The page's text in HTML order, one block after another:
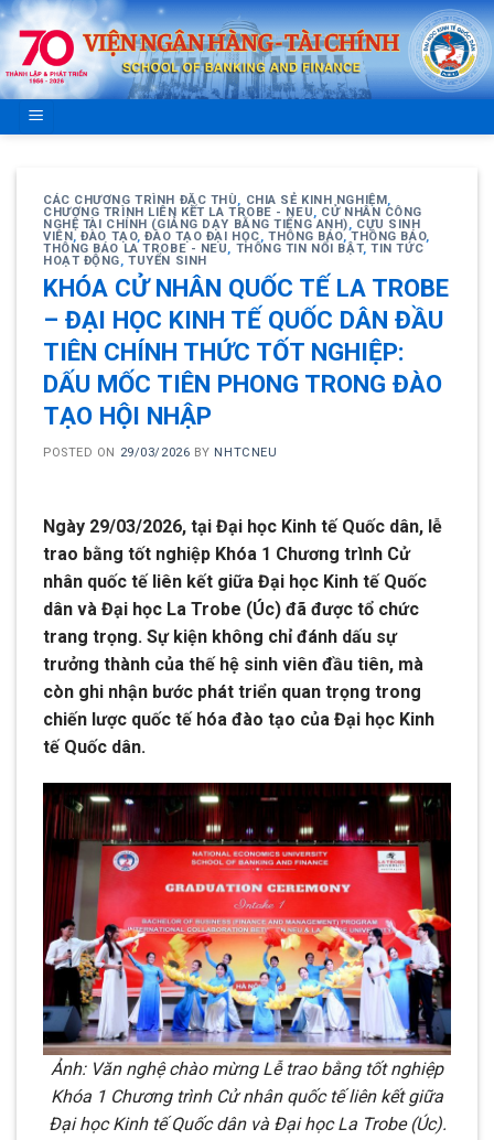
Skip
content
CÁC CHƯƠNG TRÌNH ĐẶC THÙ, CHIA SẺ KINH NGHIỆM,
CHƯƠNG TRÌNH LIÊN KẾT LA TROBE - NEU, CỬ NHÂN CÔNG
NGHỆ TÀI CHÍNH (GIẢNG DẠY BẰNG TIẾNG ANH), CỰU SINH
VIÊN,ĐÀO TẠO,ĐÀO TẠO ĐẠI HỌC, THÔNG BÁO,THÔNG BÁO,
THÔNG BÁO LA TROBE - NEU, THÔNG TIN NỔI BẬT,TIN TỨC
HOẠT ĐỘNG,TUYỂN SINH
KHÓA CỬ NHÂN QUỐC TẾ LA TROBE
– ĐẠI HỌC KINH TẾ QUỐC DÂN ĐẦU
TIÊN CHÍNH THỨC TỐT NGHIỆP:
DẤU MỐC TIÊN PHONG TRONG ĐÀO
TẠO HỘI NHẬP
POSTED ON 29/03/2026 BY NHTCNEU
Ngày 29/03/2026, tại Đại học Kinh tế Quốc dân, lễ
trao bằng tốt nghiệp Khóa 1 Chương trình Cử
nhân quốc tế liên kết giữa Đại học Kinh tế Quốc
dân và Đại học La Trobe (Úc) đã được tổ chức
trang trọng. Sự kiện không chỉ đánh dấu sự
trưởng thành của thế hệ sinh viên đầu tiên, mà
còn ghi nhận bước phát triển quan trọng trong
chiến lược quốc tế hóa đào tạo của Đại học Kinh
tế Quốc dân.
Ảnh: Văn nghệ chào mừng Lễ trao bằng tốt nghiệp
Khóa 1 Chương trình Cử nhân quốc tế liên kết giữa
Đại học Kinh tế Quốc dân và Đại học La Trobe (Úc).